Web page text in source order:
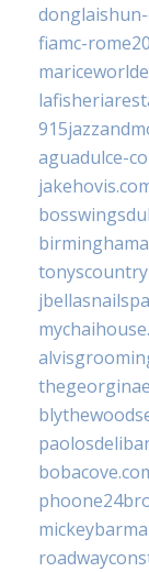
fiamc-
aguadulce-